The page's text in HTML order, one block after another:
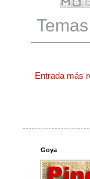
Entrada más
Goya